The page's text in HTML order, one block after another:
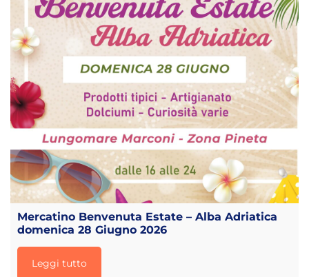
Mercatino Benvenuta Estate – Alba Adriatica
domenica 28 Giugno 2026
Leggi tutto